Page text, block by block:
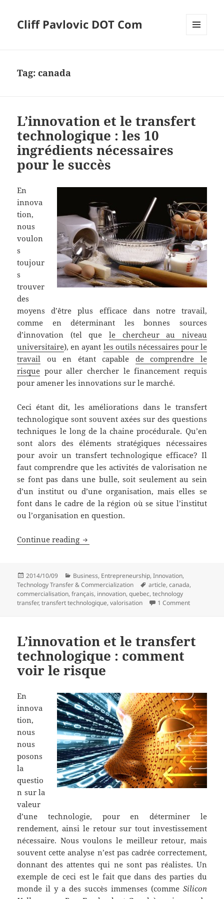
Cliff Pavlovic DOT Com
Tag:canada
L’innovation et le transfert
technologique : les 10
ingrédients nécessaires
pour le succès
En
innova
tion,
nous
voulon
s
toujour
s
trouver
des
moyens d’être plus efficace dans notre travail,
comme en déterminant les bonnes sources
d’innovation (tel que le chercheur au niveau
universitaire), en ayant les outils nécessaires pour le
travail ou en étant capable de comprendre le
risque pour aller chercher le financement requis
pour amener les innovations sur le marché.
Ceci étant dit, les améliorations dans le transfert
technologique sont souvent axées sur des questions
techniques le long de la chaine procédurale. Qu’en
sont alors des éléments stratégiques nécessaires
pour avoir un transfert technologique efficace? Il
faut comprendre que les activités de valorisation ne
se font pas dans une bulle, soit seulement au sein
d’un institut ou d’une organisation, mais elles se
font dans le cadre de la région où se situe l’institut
ou l’organisation en question.
Continue reading L’innovation et le transfert
Posted
on
2014/10/09 Categories
Business, Entrepreneurship,Innovation,
Technology Transfer & Commercialization
Tags
article,canada,
commercialisation,français, innovation,quebec,technology
transfer,transfert technologique,valorisation 1 Comment
L’innovation et le transfert
technologique : comment
voir le risque
En
innova
tion,
nous
nous
posons
la
questio
n sur la
valeur
d’une technologie, pour en déterminer le
rendement, ainsi le retour sur tout investissement
nécessaire. Nous voulons le meilleur retour, mais
souvent cette analyse n’est pas cadrée correctement,
donnant des attentes qui ne sont pas réalistes. Un
exemple de ceci est le fait que dans des parties du
monde il y a des succès immenses (comme Silicon